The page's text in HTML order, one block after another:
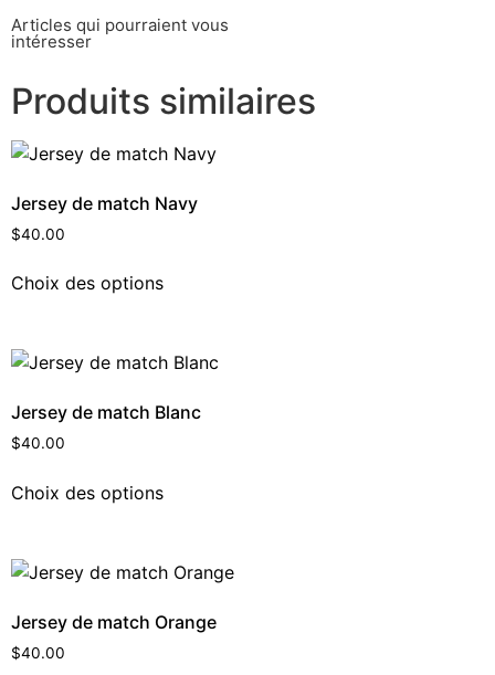
Articles qui pourraient vous
intéresser
Produits similaires
Jersey de match Navy
$40.00
Choix des options
Jersey de match Blanc
$40.00
Choix des options
Jersey de match Orange
$40.00